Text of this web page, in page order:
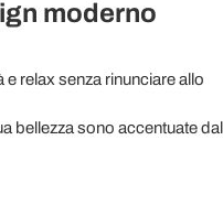
moderno
relax senza rinunciare allo
bellezza sono accentuate dal